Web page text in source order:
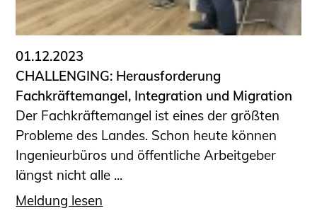
Informationen für Fortbildungsträger
Anträge, Anzeigen, Formulare
Fortbildung/Seminare
Informationen für Ingenieurinnen
und Ingenieure
Recht
Planungswettbewerbe
Publikationen
Stellenbörse
Staatlich anerkannte Sachverständige
01.12.2023
CHALLENGING: Herausforderung
Fachkräftemangel, Integration und Migration
Der Fachkräftemangel ist eines der größten
Probleme des Landes. Schon heute können
Ingenieurbüros und öffentliche Arbeitgeber
längst nicht alle ...
Meldung lesen